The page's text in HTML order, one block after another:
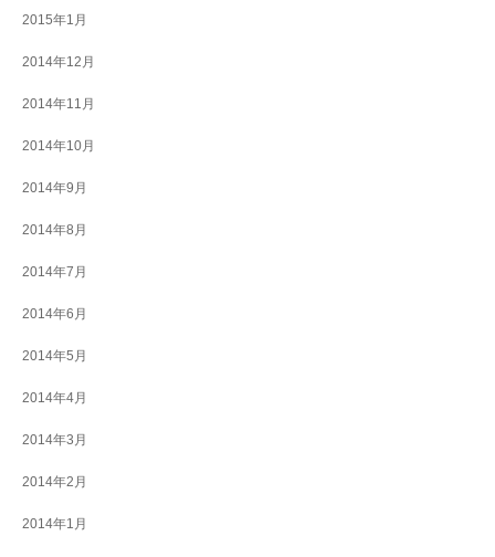
2015年1月
2014年12月
2014年11月
2014年10月
2014年9月
2014年8月
2014年7月
2014年6月
2014年5月
2014年4月
2014年3月
2014年2月
2014年1月